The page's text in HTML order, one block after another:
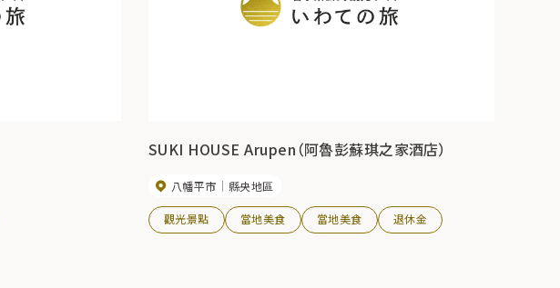
SUKI HOUSE Arupen（阿魯彭蘇琪之家酒店）
八幡平市 縣央地區
觀光景點 當地美食 當地美食 退休金